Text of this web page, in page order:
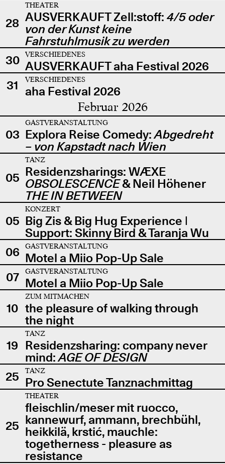
28
THEATER
AUSVERKAUFT Zell:stoff: 4/5 oder
von der Kunst keine
Fahrstuhlmusik zu werden
30
VERSCHIEDENES
AUSVERKAUFT aha Festival 2026
31
VERSCHIEDENES
aha Festival 2026
Februar 2026
03
GASTVERANSTALTUNG
Explora Reise Comedy:Abgedreht
– von Kapstadt nach Wien
05
TANZ
Residenzsharings: WÆXE
OBSOLESCENCE& Neil Höhener
THE IN BETWEEN
05
KONZERT
Big Zis & Big Hug Experience |
Support: Skinny Bird & Taranja Wu
06
GASTVERANSTALTUNG
Motel a Miio Pop-Up Sale
07
GASTVERANSTALTUNG
Motel a Miio Pop-Up Sale
10
ZUM MITMACHEN
the pleasure of walking through
the night
19
TANZ
Residenzsharing: company never
mind:AGE OF DESIGN
25
TANZ
Pro Senectute Tanznachmittag
25
THEATER
fleischlin/meser mit ruocco,
kannewurf, ammann, brechbühl,
heikkilä, krstić, mauchle:
togetherness - pleasure as
resistance